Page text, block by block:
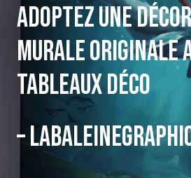
Adoptez une
murale originale
tableaux déco
–